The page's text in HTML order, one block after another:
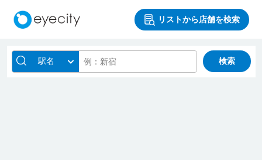
リストから店舗を検索
駅名 検索